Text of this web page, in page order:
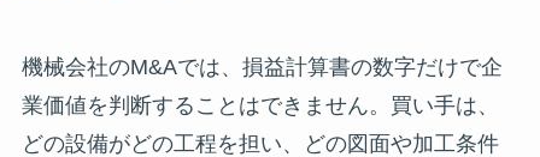
機械会社のM&Aでは、損益計算書の数字だけで企
業価値を判断することはできません。買い手は、
どの設備がどの工程を担い、どの図面や加工条件